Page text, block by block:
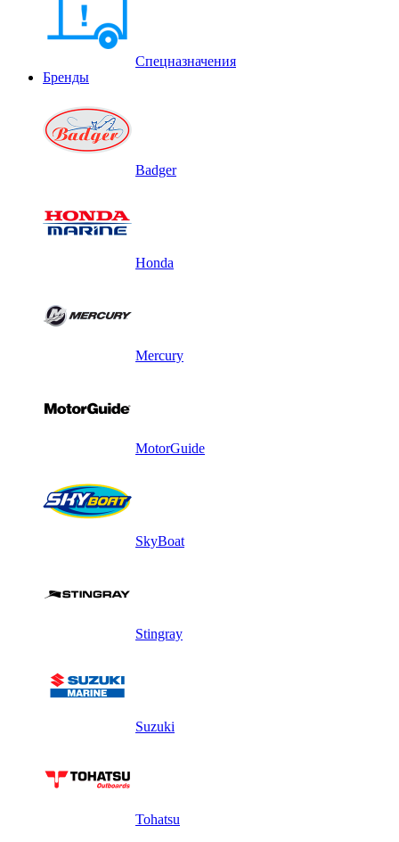
Спецназначения
Бренды
Badger
Honda
Mercury
MotorGuide
SkyBoat
Stingray
Suzuki
Tohatsu